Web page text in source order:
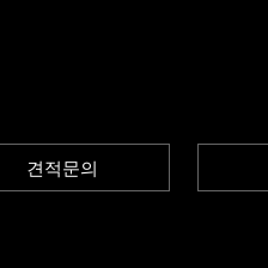
견적문의